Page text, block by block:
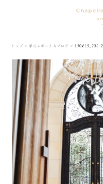
トップ ＞ 挙式レポート＆ブログ ＞ 190615_233-2